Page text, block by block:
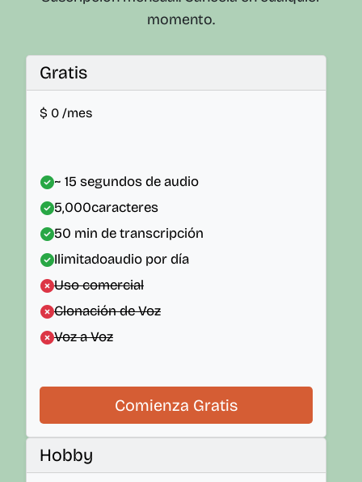
momento.
Gratis
$ 0 /mes
~ 15 segundos de audio
5,000caracteres
50 min de transcripción
Ilimitadoaudio por día
Uso comercial
Clonación de Voz
Voz a Voz
Comienza Gratis
Hobby